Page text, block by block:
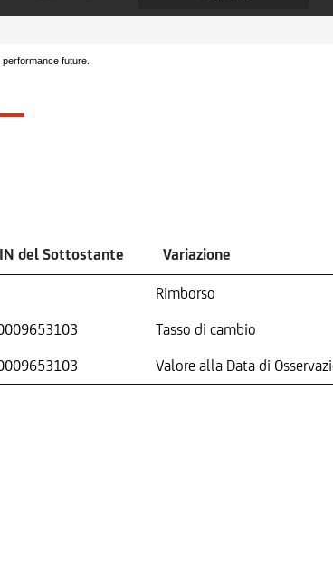
future.
del Sottostante Variazione
Rimborso
Tasso di cambio
Valore alla Data di